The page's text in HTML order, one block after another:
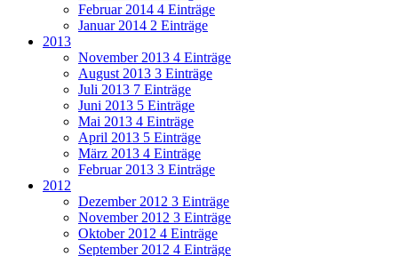
Februar 2014 4 Einträge
Januar 2014 2 Einträge
2013
November 2013 4 Einträge
August 2013 3 Einträge
Juli 2013 7 Einträge
Juni 2013 5 Einträge
Mai 2013 4 Einträge
April 2013 5 Einträge
März 2013 4 Einträge
Februar 2013 3 Einträge
2012
Dezember 2012 3 Einträge
November 2012 3 Einträge
Oktober 2012 4 Einträge
September 2012 4 Einträge